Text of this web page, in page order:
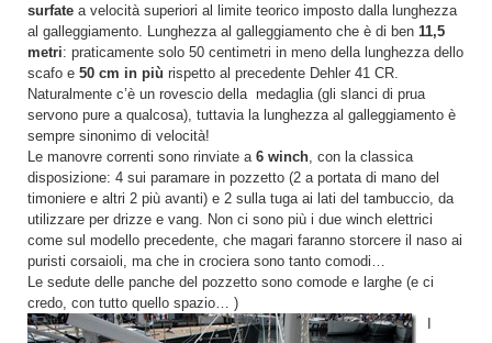
surfate a velocità superiori al limite teorico imposto dalla lunghezza
al galleggiamento. Lunghezza al galleggiamento che è di ben 11,5
metri: praticamente solo 50 centimetri in meno della lunghezza dello
scafo e 50 cm in più rispetto al precedente Dehler 41 CR.
Naturalmente c’è un rovescio della medaglia (gli slanci di prua
servono pure a qualcosa), tuttavia la lunghezza al galleggiamento è
sempre sinonimo di velocità!
Le manovre correnti sono rinviate a 6 winch , con la classica
disposizione: 4 sui paramare in pozzetto (2 a portata di mano del
timoniere e altri 2 più avanti) e 2 sulla tuga ai lati del tambuccio, da
utilizzare per drizze e vang. Non ci sono più i due winch elettrici
come sul modello precedente, che magari faranno storcere il naso ai
puristi corsaioli, ma che in crociera sono tanto comodi…
Le sedute delle panche del pozzetto sono comode e larghe (e ci
credo, con tutto quello spazio… )